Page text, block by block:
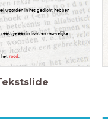
woorden in het gedicht hebben
raakt jeaan in licht en nauwelijks
het rood.